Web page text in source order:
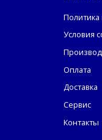
Условия
Оплата
Доставка
Сервис
Контакты